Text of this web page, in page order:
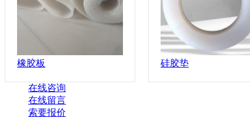
橡胶板 硅胶垫
在线咨询
在线留言
索要报价